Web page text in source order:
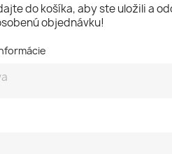
do košíka, aby ste uložili a
objednávku!